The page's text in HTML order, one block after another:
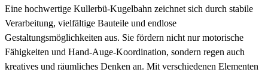
Eine hochwertige Kullerbü-Kugelbahn zeichnet sich durch stabile
Verarbeitung, vielfältige Bauteile und endlose
Gestaltungsmöglichkeiten aus. Sie fördern nicht nur motorische
Fähigkeiten und Hand-Auge-Koordination, sondern regen auch
kreatives und räumliches Denken an. Mit verschiedenen Elementen